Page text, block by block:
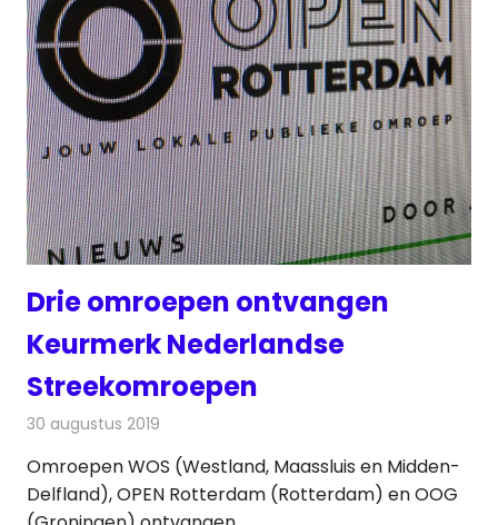
Drie omroepen ontvangen
Keurmerk Nederlandse
Streekomroepen
30 augustus 2019
Omroepen WOS (Westland, Maassluis en Midden-
Delfland), OPEN Rotterdam (Rotterdam) en OOG